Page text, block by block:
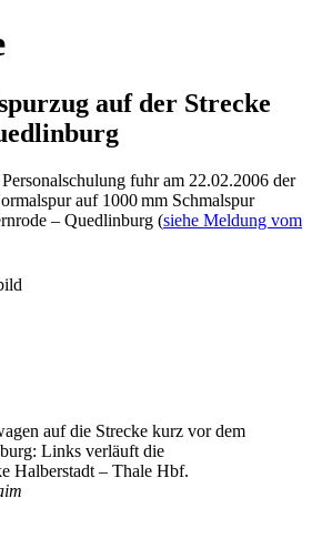
auf der Strecke
fuhr am 22.02.2006 der
auf 1000 mm Schmalspur
– Quedlinburg (siehe Meldung vom
auf die Strecke kurz vor dem
Links verläuft die
Halberstadt – Thale Hbf.